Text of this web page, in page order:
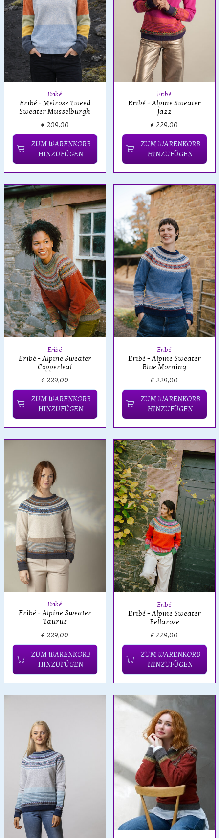
Eribé
Eribé - Melrose Tweed
Sweater Musselburgh
€ 209,00
ZUM WARENKORB
HINZUFÜGEN
Eribé
Eribé - Alpine Sweater
Jazz
€ 229,00
ZUM WARENKORB
HINZUFÜGEN
Eribé
Eribé - Alpine Sweater
Copperleaf
€ 229,00
ZUM WARENKORB
HINZUFÜGEN
Eribé
Eribé - Alpine Sweater
Blue Morning
€ 229,00
ZUM WARENKORB
HINZUFÜGEN
Eribé
Eribé - Alpine Sweater
Taurus
€ 229,00
ZUM WARENKORB
HINZUFÜGEN
Eribé
Eribé - Alpine Sweater
Bellarose
€ 229,00
ZUM WARENKORB
HINZUFÜGEN